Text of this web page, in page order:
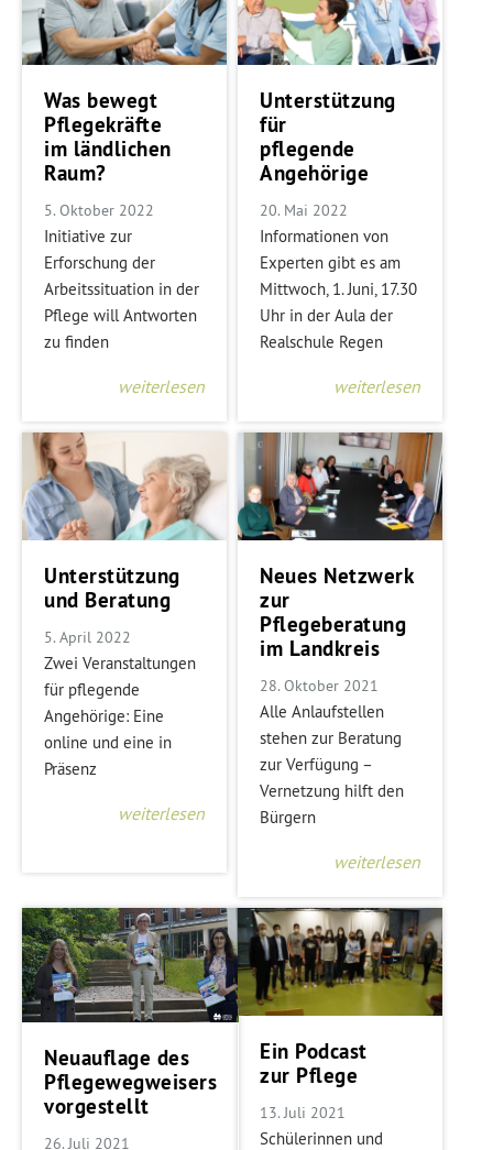
Was bewegt
Pflegekräfte
im ländlichen
Raum?
5. Oktober 2022
Initiative zur
Erforschung der
Arbeitssituation in der
Pflege will Antworten
zu finden
weiterlesen
Unterstützung
für
pflegende
Angehörige
20. Mai 2022
Informationen von
Experten gibt es am
Mittwoch, 1. Juni, 17.30
Uhr in der Aula der
Realschule Regen
weiterlesen
Unterstützung
und Beratung
5. April 2022
Zwei Veranstaltungen
für pflegende
Angehörige: Eine
online und eine in
Präsenz
weiterlesen
Neues Netzwerk
zur
Pflegeberatung
im Landkreis
28. Oktober 2021
Alle Anlaufstellen
stehen zur Beratung
zur Verfügung –
Vernetzung hilft den
Bürgern
weiterlesen
Neuauflage des
Pflegewegweisers
vorgestellt
26. Juli 2021
Ein Podcast
zur Pflege
13. Juli 2021
Schülerinnen und